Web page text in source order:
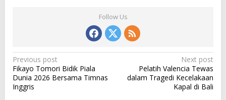
Follow Us
P
o
s
Previous post
Fikayo Tomori Bidik Piala
Dunia 2026 Bersama Timnas
Inggris
Next post
Pelatih Valencia Tewas
dalam Tragedi Kecelakaan
Kapal di Bali